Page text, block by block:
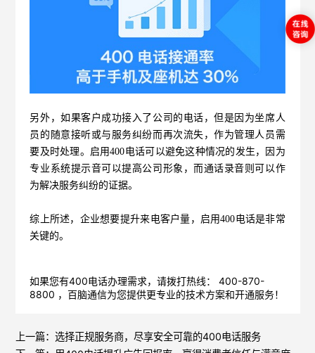
另外，如果客户成功接入了公司的电话，但是因为坐席人
员的随意接听或与服务纠纷而再次流失，作为管理人员需
要及时处理。启用400电话可以避免这种情况的发生，因为
专业系统提示音可以提高公司形象，而通话录音则可以作
为解决服务纠纷的证据。
综上所述，企业想要提升来电客户量，启用400电话是非常
关键的。
如果您有400电话办理需求，请拨打热线： 400-870-
8800 ，百脑通信为您提供更专业的技术方案和开通服务！
上一篇： 选择正规服务商，尽享安全可靠的400电话服务